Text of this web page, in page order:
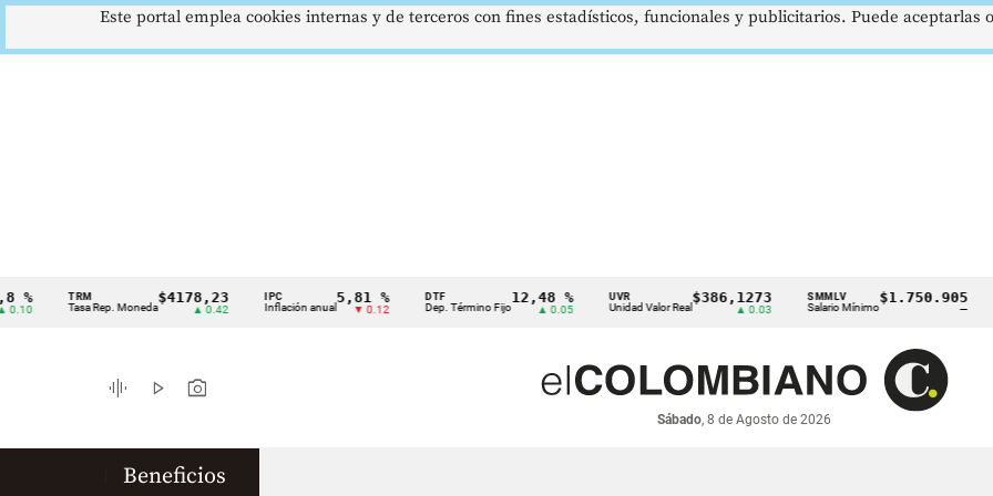
Cintillo
indicadores
económicos
Tasa Rep. Moneda
$4178,23
▲ 0.42 Inflación anual
5,81 %
▼ 0.12 Dep. Término Fijo
12,48 %
▲ 0.05 Unidad Valor Real
$386,1273
▲ 0.03
SMMLV
Salario Mínimo
$1.750.905
graphic_eq play_arrow photo_camera
Sábado, 8 de Agosto de 2026
Beneficios
Este portal emplea cookies internas y de terceros con fines estadísticos, funcionales y publicitarios. Puede aceptarlas